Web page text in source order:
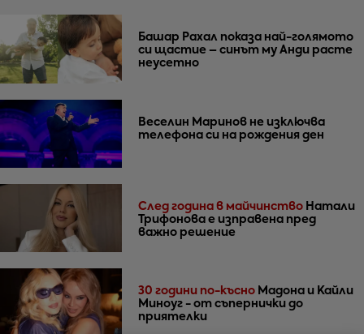
Башар Рахал показа най-голямото
си щастие – синът му Анди расте
неусетно
Веселин Маринов не изключва
телефона си на рождения ден
След година в майчинство Натали
Трифонова е изправена пред
важно решение
30 години по-късно Мадона и Кайли
Миноуг - от съпернички до
приятелки